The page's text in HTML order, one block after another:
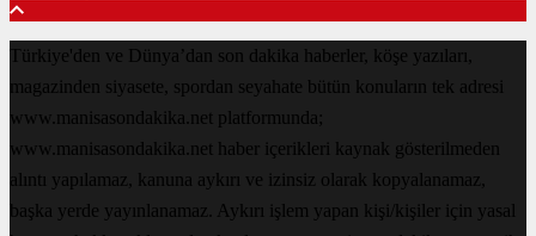
Türkiye'den ve Dünya’dan son dakika haberler, köşe yazıları,
magazinden siyasete, spordan seyahate bütün konuların tek adresi
www.manisasondakika.net platformunda;
www.manisasondakika.net haber içerikleri kaynak gösterilmeden
alıntı yapılamaz, kanuna aykırı ve izinsiz olarak kopyalanamaz,
başka yerde yayınlanamaz. Aykırı işlem yapan kişi/kişiler için yasal